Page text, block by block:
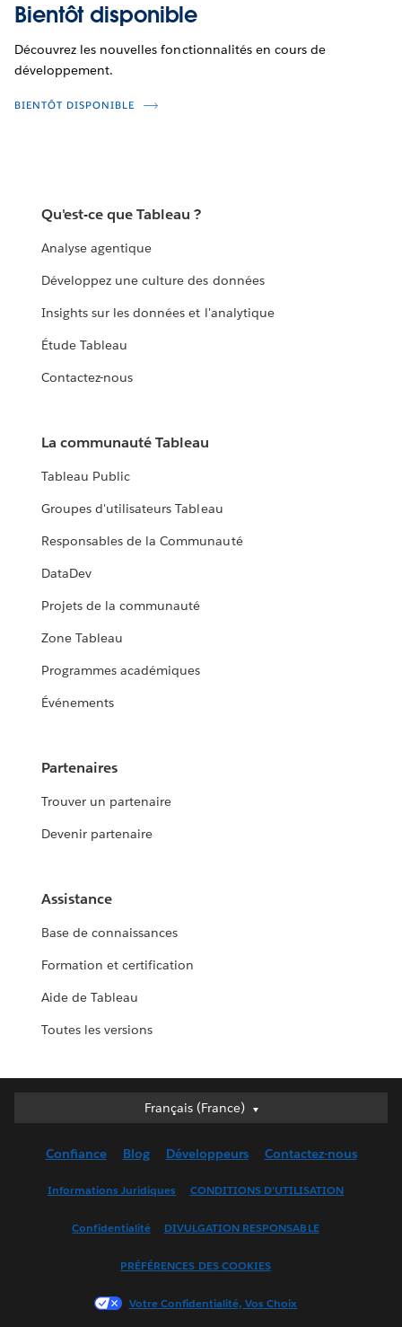
Bientôt disponible
Découvrez les nouvelles fonctionnalités en cours de
développement.
BIENTÔT DISPONIBLE
Qu'est-ce que Tableau ?
Analyse agentique
Développez une culture des données
Insights sur les données et l'analytique
Étude Tableau
Contactez-nous
La communauté Tableau
Tableau Public
Groupes d'utilisateurs Tableau
Responsables de la Communauté
DataDev
Projets de la communauté
Zone Tableau
Programmes académiques
Événements
Partenaires
Trouver un partenaire
Devenir partenaire
Assistance
Base de connaissances
Formation et certification
Aide de Tableau
Toutes les versions
Français (France)
Français (France)
English (UK)
Français (Canada)
한국어
Confiance Blog Développeurs Contactez-nous
Informations Juridiques CONDITIONS D'UTILISATION
Confidentialité DIVULGATION RESPONSABLE
PRÉFÉRENCES DES COOKIES
Votre Confidentialité, Vos Choix